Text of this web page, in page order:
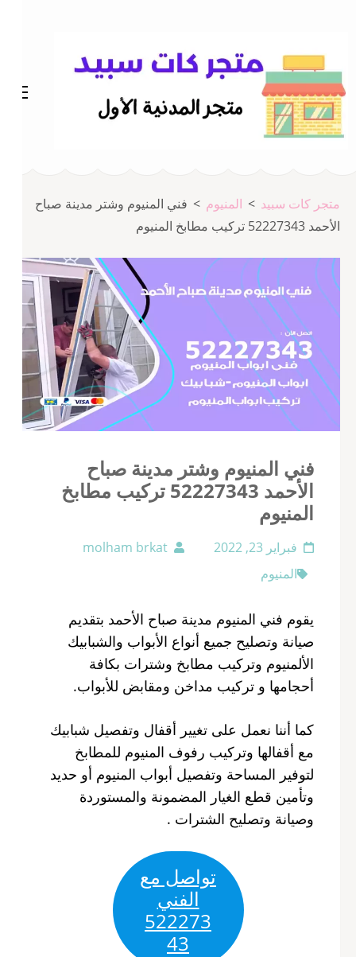
المحتوى
(اضغط
Enter)
متجر كات سبيد > المنيوم > فني المنيوم وشتر مدينة صباح
الأحمد 52227343 تركيب مطابخ المنيوم
فني المنيوم وشتر مدينة صباح
الأحمد 52227343 تركيب مطابخ
المنيوم
فبراير 23, 2022
molham brkat
المنيوم
يقوم فني المنيوم مدينة صباح الأحمد بتقديم
صيانة وتصليح جميع أنواع الأبواب والشبابيك
الألمنيوم وتركيب مطابخ وشترات بكافة
أحجامها و تركيب مداخن ومقابض للأبواب.
كما أننا نعمل على تغيير أقفال وتفصيل شبابيك
مع أقفالها وتركيب رفوف المنيوم للمطابخ
لتوفير المساحة وتفصيل أبواب المنيوم أو حديد
وتأمين قطع الغيار المضمونة والمستوردة
وصيانة وتصليح الشترات .
تواصل مع
الفني
522273
43